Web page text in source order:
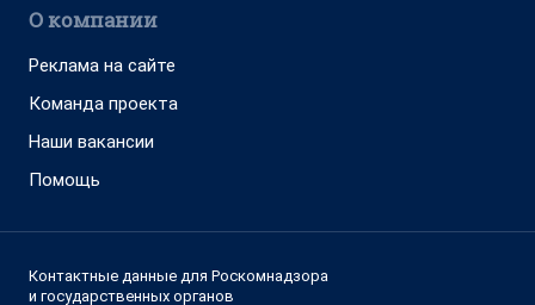
О компании
Реклама на сайте
Команда проекта
Наши вакансии
Помощь
Контактные данные для Роскомнадзора
и государственных органов